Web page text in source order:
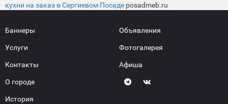
кухни на заказ в Сергиевом Посаде posadmeb.ru
Баннеры
Услуги
Контакты
О городе
История
Объявления
Фотогалерея
Афиша